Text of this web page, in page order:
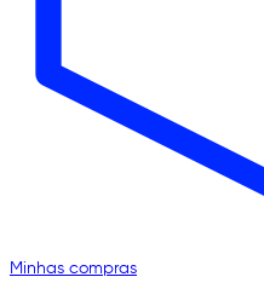
Minhas compras